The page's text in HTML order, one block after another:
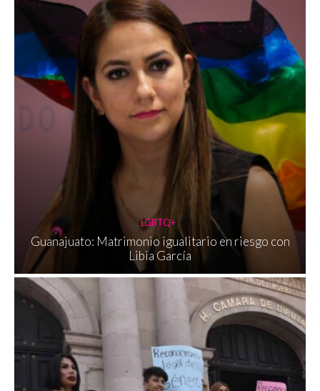
LGBTQ+
Guanajuato: Matrimonio igualitario en riesgo con
Libia García